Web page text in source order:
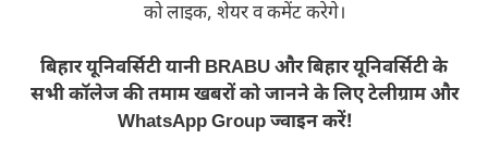
को लाइक, शेयर व कमेंट करेगे।
बिहार यूनिवर्सिटी यानी BRABU और बिहार यूनिवर्सिटी के
सभी कॉलेज की तमाम खबरों को जानने के लिए टेलीग्राम और
WhatsApp Group ज्वाइन करें!